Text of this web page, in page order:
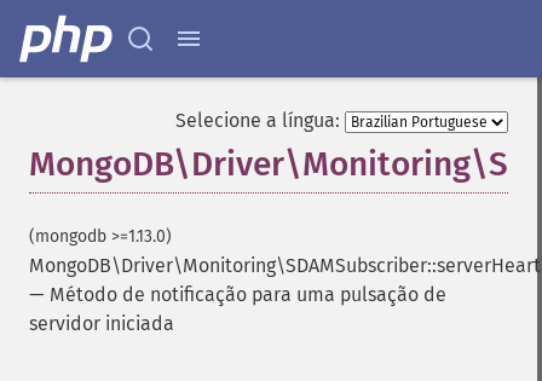
Selecione a língua:
(mongodb >=1.13.0)
— Método de notificação para uma pulsação de
servidor iniciada